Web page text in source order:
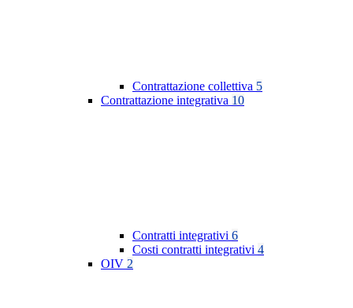
Contrattazione collettiva 5
Contrattazione integrativa 10
Contratti integrativi 6
Costi contratti integrativi 4
OIV 2